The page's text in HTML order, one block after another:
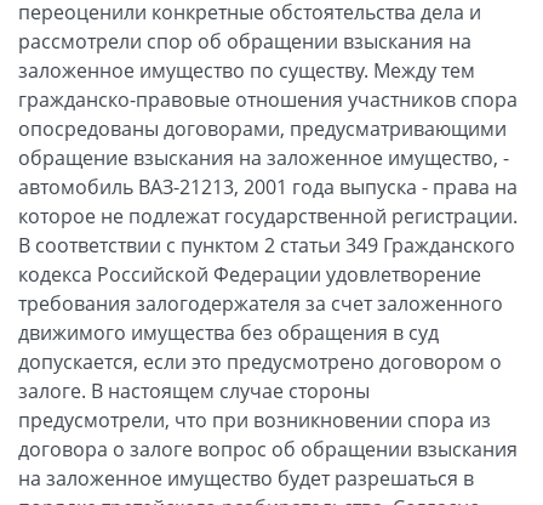
переоценили конкретные обстоятельства дела и
рассмотрели спор об обращении взыскания на
заложенное имущество по существу. Между тем
гражданско-правовые отношения участников спора
опосредованы договорами, предусматривающими
обращение взыскания на заложенное имущество, -
автомобиль ВАЗ-21213, 2001 года выпуска - права на
которое не подлежат государственной регистрации.
В соответствии с пунктом 2 статьи 349 Гражданского
кодекса Российской Федерации удовлетворение
требования залогодержателя за счет заложенного
движимого имущества без обращения в суд
допускается, если это предусмотрено договором о
залоге. В настоящем случае стороны
предусмотрели, что при возникновении спора из
договора о залоге вопрос об обращении взыскания
на заложенное имущество будет разрешаться в